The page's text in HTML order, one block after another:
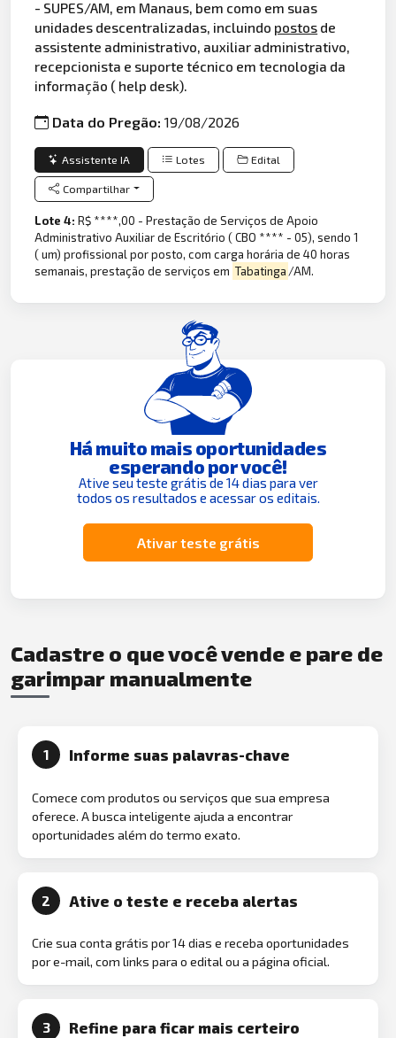
- SUPES/AM, em Manaus, bem como em suas
unidades descentralizadas, incluindo postos de
assistente administrativo, auxiliar administrativo,
recepcionista e suporte técnico em tecnologia da
informação ( help desk).
Data do Pregão:19/08/2026
Assistente IA Lotes Edital
Compartilhar
Lote 4:R$ ****,00 - Prestação de Serviços de Apoio
Administrativo Auxiliar de Escritório ( CBO **** - 05), sendo 1
( um) profissional por posto, com carga horária de 40 horas
semanais, prestação de serviços em Tabatinga /AM.
Há muito mais oportunidades
esperando por você!
Ative seu teste grátis de 14 dias para ver
todos os resultados e acessar os editais.
Ativar teste grátis
Cadastre o que você vende e pare de
garimpar manualmente
1 Informe suas palavras-chave
Comece com produtos ou serviços que sua empresa
oferece. A busca inteligente ajuda a encontrar
oportunidades além do termo exato.
2 Ative o teste e receba alertas
Crie sua conta grátis por 14 dias e receba oportunidades
por e-mail, com links para o edital ou a página oficial.
3 Refine para ficar mais certeiro